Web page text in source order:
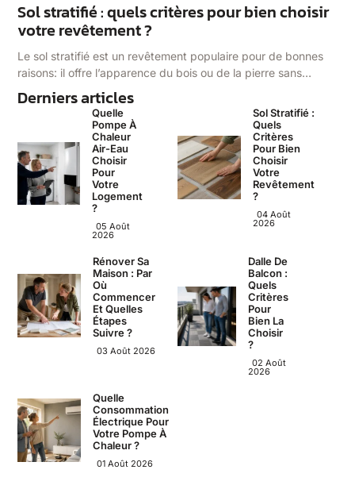
Sol stratifié : quels critères pour bien choisir
votre revêtement ?
Le sol stratifié est un revêtement populaire pour de bonnes
raisons: il offre l’apparence du bois ou de la pierre sans…
Derniers articles
Quelle
Pompe À
Chaleur
Air-Eau
Choisir
Pour
Votre
Logement
?
05 Août
2026
Sol Stratifié :
Quels
Critères
Pour Bien
Choisir
Votre
Revêtement
?
04 Août
2026
Rénover Sa
Maison : Par
Où
Commencer
Et Quelles
Étapes
Suivre ?
03 Août 2026
Dalle De
Balcon :
Quels
Critères
Pour
Bien La
Choisir
?
02 Août
2026
Quelle
Consommation
Électrique Pour
Votre Pompe À
Chaleur ?
01 Août 2026